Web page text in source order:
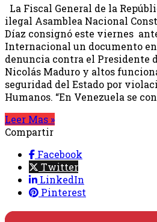
La Fiscal General de la
ilegal Asamblea Nacional
Díaz consignó este viernes
Internacional un documento
denuncia contra el Presidente
Nicolás Maduro y altos
seguridad del Estado por
Humanos. “En Venezuela se
Leer Mas »
Compartir
Facebook
Twitter
LinkedIn
Pinterest